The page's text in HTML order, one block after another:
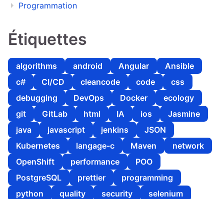
Programmation
Étiquettes
algorithms android Angular
Ansible
c#
CI/CD cleancode code
css
debugging
DevOps Docker
ecology
git
GitLab html IA ios
Jasmine
java
javascript jenkins
JSON
Kubernetes
langage-c Maven
network
OpenShift
performance
POO
PostgreSQL
prettier
programming
python
quality security
selenium